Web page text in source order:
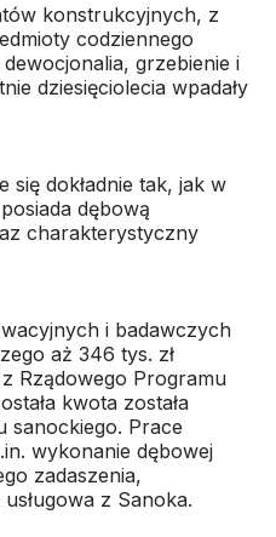
konstrukcyjnych, z
codziennego
grzebienie i
dziesięciolecia wpadały
się dokładnie tak, jak w
dębową
charakterystyczny
i badawczych
aż 346 tys. zł
Rządowego Programu
kwota została
sanockiego. Prace
wykonanie dębowej
zadaszenia,
z Sanoka.